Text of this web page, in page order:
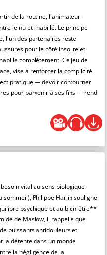
de la routine, l'animateur
le nu et l’habillé. Le principe
l'un des partenaires reste
pour le côté insolite et
complètement. Ce jeu de
vise à renforcer la complicité
pratique — devoir contourner
pour parvenir à ses fins — rend
vital au sens biologique
Philippe Harlin souligne
psychique et au bien-être**
de Maslow, il rappelle que
puissants antidouleurs et
la détente dans un monde
la négligence de la